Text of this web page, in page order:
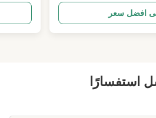
machinery, providing
processing
manufacturers
افضل سعر
and
system
استفسارًا